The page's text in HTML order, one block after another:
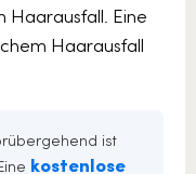
Haarausfall. Eine
Haarausfall
ist
kostenlose